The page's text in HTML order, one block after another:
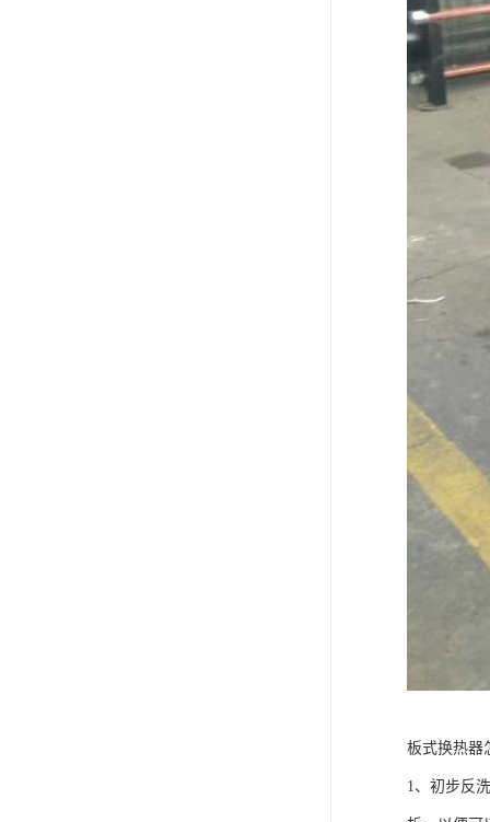
板式换热器
1、初步反